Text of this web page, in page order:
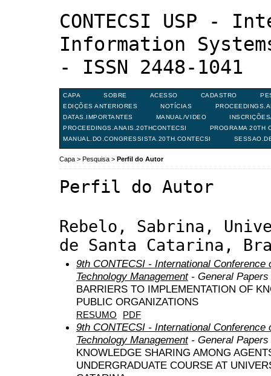
CONTECSI USP -
Information
- ISSN 2448-1041
CAPA SOBRE ACESSO CADASTRO
EDIÇÕES ANTERIORES
NOTÍCIAS
DATAS.IMPORTANTES
MANUAL/VIDEO
PROCEEDINGS.ANAIS.20THCONTECSI
PROGRAMA 20TH
MANUAL.DO.CONGRESSISTA.20TH.CONTECSI
Capa > Pesquisa > Perfil do Autor
Perfil do Autor
Rebelo, Sabrina,
de Santa Catarina,
9th CONTECSI - International
Technology Management- General Papers
BARRIERS TO IMPLEMENTATION OF
PUBLIC ORGANIZATIONS
RESUMO PDF
9th CONTECSI - International
Technology Management- General Papers
KNOWLEDGE SHARING AMONG
UNDERGRADUATE COURSE AT